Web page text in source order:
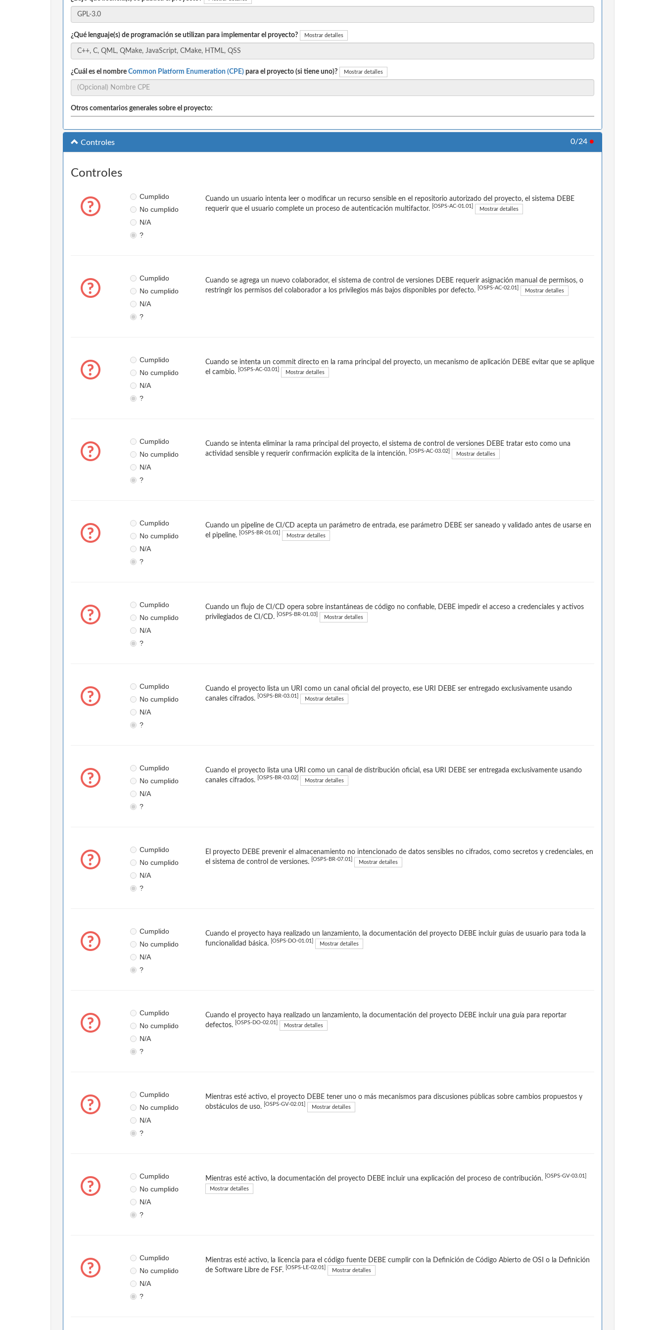
¿Qué lenguaje(s) de programación se utilizan para implementar el proyecto? Mostrar detalles
¿Cuál es el nombre Common Platform Enumeration (CPE) para el proyecto (si tiene uno)? Mostrar detalles
Otros comentarios generales sobre el proyecto:
Controles 0/24 ●
Controles
Cumplido
No cumplido
N/A
?
Cuando un usuario intenta leer o modificar un recurso sensible en el repositorio autorizado del proyecto, el sistema DEBE
requerir que el usuario complete un proceso de autenticación multifactor.
[OSPS-AC-01.01] Mostrar detalles
Cumplido
No cumplido
N/A
?
Cuando se agrega un nuevo colaborador, el sistema de control de versiones DEBE requerir asignación manual de permisos, o
restringir los permisos del colaborador a los privilegios más bajos disponibles por defecto.
[OSPS-AC-02.01] Mostrar detalles
Cumplido
No cumplido
N/A
?
Cuando se intenta un commit directo en la rama principal del proyecto, un mecanismo de aplicación DEBE evitar que se aplique
el cambio.
[OSPS-AC-03.01] Mostrar detalles
Cumplido
No cumplido
N/A
?
Cuando se intenta eliminar la rama principal del proyecto, el sistema de control de versiones DEBE tratar esto como una
actividad sensible y requerir confirmación explícita de la intención.
[OSPS-AC-03.02] Mostrar detalles
Cumplido
No cumplido
N/A
?
Cuando un pipeline de CI/CD acepta un parámetro de entrada, ese parámetro DEBE ser saneado y validado antes de usarse en
el pipeline.
[OSPS-BR-01.01] Mostrar detalles
Cumplido
No cumplido
N/A
?
Cuando un flujo de CI/CD opera sobre instantáneas de código no confiable, DEBE impedir el acceso a credenciales y activos
privilegiados de CI/CD.
[OSPS-BR-01.03] Mostrar detalles
Cumplido
No cumplido
N/A
?
Cuando el proyecto lista un URI como un canal oficial del proyecto, ese URI DEBE ser entregado exclusivamente usando
canales cifrados.
[OSPS-BR-03.01] Mostrar detalles
Cumplido
No cumplido
N/A
?
Cuando el proyecto lista una URI como un canal de distribución oficial, esa URI DEBE ser entregada exclusivamente usando
canales cifrados.
[OSPS-BR-03.02] Mostrar detalles
Cumplido
No cumplido
N/A
?
El proyecto DEBE prevenir el almacenamiento no intencionado de datos sensibles no cifrados, como secretos y credenciales, en
el sistema de control de versiones.
[OSPS-BR-07.01] Mostrar detalles
Cumplido
No cumplido
N/A
?
Cuando el proyecto haya realizado un lanzamiento, la documentación del proyecto DEBE incluir guías de usuario para toda la
funcionalidad básica.
[OSPS-DO-01.01] Mostrar detalles
Cumplido
No cumplido
N/A
?
Cuando el proyecto haya realizado un lanzamiento, la documentación del proyecto DEBE incluir una guía para reportar
defectos.
[OSPS-DO-02.01] Mostrar detalles
Cumplido
No cumplido
N/A
?
Mientras esté activo, el proyecto DEBE tener uno o más mecanismos para discusiones públicas sobre cambios propuestos y
obstáculos de uso.
[OSPS-GV-02.01] Mostrar detalles
Cumplido
No cumplido
N/A
?
Mientras esté activo, la documentación del proyecto DEBE incluir una explicación del proceso de contribución. [OSPS-GV-03.01]
Mostrar detalles
Cumplido
No cumplido
N/A
?
Mientras esté activo, la licencia para el código fuente DEBE cumplir con la Definición de Código Abierto de OSI o la Definición
de Software Libre de FSF.
[OSPS-LE-02.01] Mostrar detalles